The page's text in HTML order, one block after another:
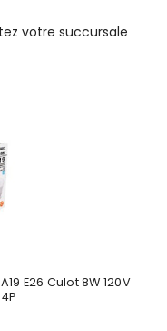
votre succursale
E26 Culot 8W 120V